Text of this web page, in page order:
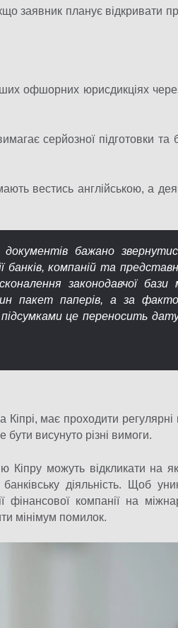
заявник планує відкривати
офшорних юрисдикціях
серйозної підготовки та
вестись англійською, а
бажано
банків, компаній та
законодавчої
пакет паперів, а за
це переносить
має проходити
висунуто різні вимоги.
можуть відкликати на
діяльність. Щоб
фінансової компанії на
мінімум помилок.